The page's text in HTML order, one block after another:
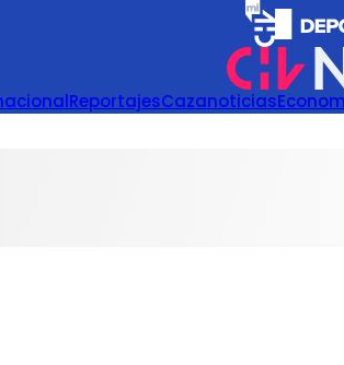
ReportajesCazanoticias